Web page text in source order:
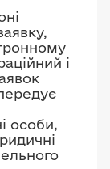
і
особи,